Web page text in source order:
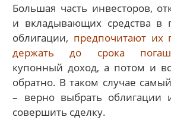
Большая часть инвесторов,
и вкладывающих средства в
облигации, предпочитают их
держать до срока
купонный доход, а потом и
обратно. В таком случае
– верно выбрать облигации
совершить сделку.